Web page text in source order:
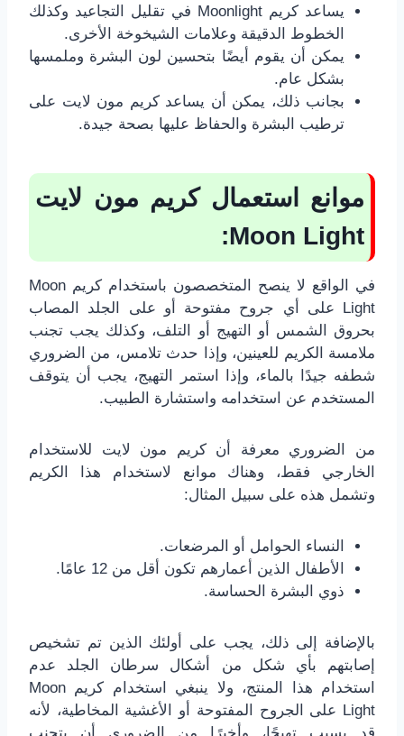
يساعد كريم Moonlight في تقليل التجاعيد وكذلك
الخطوط الدقيقة وعلامات الشيخوخة الأخرى.
يمكن أن يقوم أيضًا بتحسين لون البشرة وملمسها
بشكل عام.
بجانب ذلك، يمكن أن يساعد كريم مون لايت على
ترطيب البشرة والحفاظ عليها بصحة جيدة.
موانع استعمال كريم مون لايت
Moon Light
:
في الواقع لا ينصح المتخصصون باستخدام كريم Moon
Light على أي جروح مفتوحة أو على الجلد المصاب
بحروق الشمس أو التهيج أو التلف، وكذلك يجب تجنب
ملامسة الكريم للعينين، وإذا حدث تلامس، من الضروري
شطفه جيدًا بالماء، وإذا استمر التهيج، يجب أن يتوقف
المستخدم عن استخدامه واستشارة الطبيب.
من الضروري معرفة أن كريم مون لايت للاستخدام
الخارجي فقط، وهناك موانع لاستخدام هذا الكريم
وتشمل هذه على سبيل المثال:
النساء الحوامل أو المرضعات.
الأطفال الذين أعمارهم تكون أقل من 12 عامًا.
ذوي البشرة الحساسة.
بالإضافة إلى ذلك، يجب على أولئك الذين تم تشخيص
إصابتهم بأي شكل من أشكال سرطان الجلد عدم
استخدام هذا المنتج، ولا ينبغي استخدام كريم Moon
Light على الجروح المفتوحة أو الأغشية المخاطية، لأنه